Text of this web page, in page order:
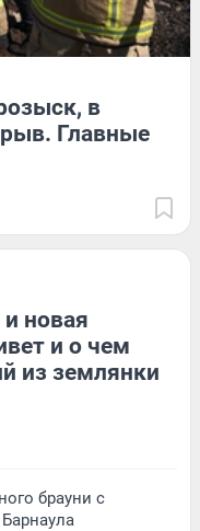
в
Главные
новая
и о чем
из землянки
брауни с